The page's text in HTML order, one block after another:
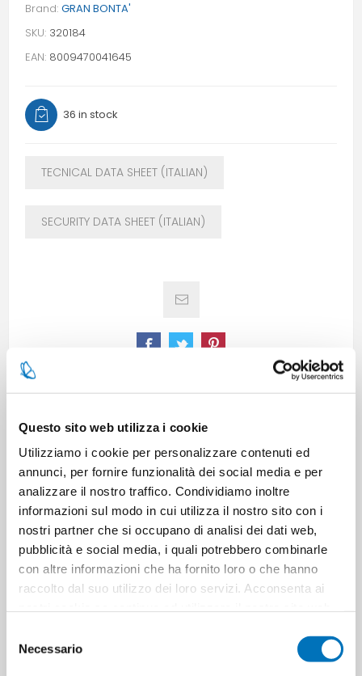
Questo sito web utilizza i cookie
Utilizziamo i cookie per personalizzare contenuti ed
annunci, per fornire funzionalità dei social media e per
analizzare il nostro traffico. Condividiamo inoltre
informazioni sul modo in cui utilizza il nostro sito con i
nostri partner che si occupano di analisi dei dati web,
pubblicità e social media, i quali potrebbero combinarle
con altre informazioni che ha fornito loro o che hanno
raccolto dal suo utilizzo dei loro servizi. Acconsenta ai
delNecessario
Brand: GRAN BONTA'
SKU: 320184
EAN: 8009470041645
36 in stock
TECNICAL DATA SHEET (ITALIAN)
SECURITY DATA SHEET (ITALIAN)
CONTACT US
Pieces per carton 12
Cartons for pallets 49